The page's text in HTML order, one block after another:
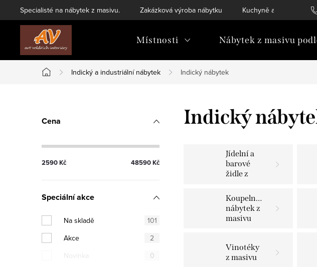
na
Specialisté na nábytek z masivu. Zakázková výroba nábytku Kuchyně a vestavný
Místnosti Nábytek z masivu
Domů
Indický a industriální nábytek Indický nábytek
P
s
r
a
n
Cena
2590Kč 48590Kč
Speciální akce
Na skladě
101
Akce
2
Novinka
0
Indický
Jídelní a
barové
židle z
Koupelnový
nábytek z
masivu
Vinotéky
z masivu